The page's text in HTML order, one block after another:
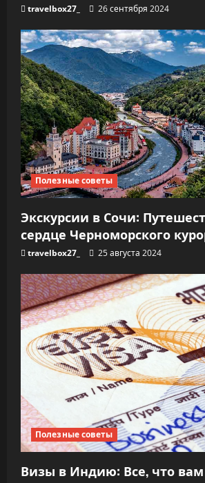
travelbox27_ 26 сентября 2024
Полезные советы
Экскурсии в Сочи:
сердце Черноморского
travelbox27_ 25 августа 2024
Полезные советы
Визы в Индию: Все, что